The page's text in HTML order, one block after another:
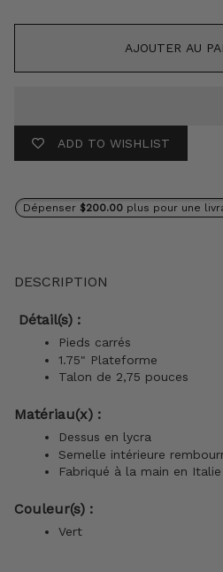
AJOUTER AU
ADD TO WISHLIST
Dépenser $200.00 plus pour une
DESCRIPTION
Détail(s) :
Pieds carrés
1.75" Plateforme
Talon de 2,75 pouces
Matériau(x) :
Dessus en lycra
Semelle intérieure
Fabriqué à la main en Italie
Couleur(s) :
Vert